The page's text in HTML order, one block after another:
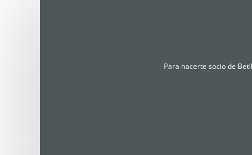
Para hacerte socio de